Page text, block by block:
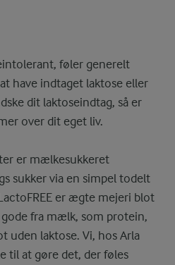
føler generelt
have indtaget laktose eller
dit laktoseindtag, så er
over dit eget liv.
er mælkesukkeret
sukker via en simpel todelt
er ægte mejeri blot
fra mælk, som protein,
uden laktose. Vi, hos Arla
til at gøre det, der føles